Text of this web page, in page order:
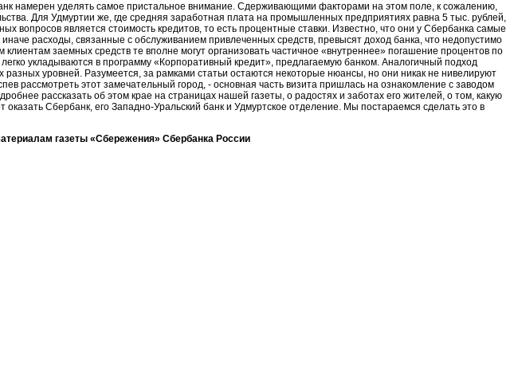
намерен уделять самое пристальное внимание. Сдерживающими факторами на этом поле, к сожалению,
Для Удмуртии же, где средняя заработная плата на промышленных предприятиях равна 5 тыс. рублей,
вопросов является стоимость кредитов, то есть процентные ставки. Известно, что они у Сбербанка самые
расходы, связанные с обслуживанием привлеченных средств, превысят доход банка, что недопустимо
заемных средств те вполне могут организовать частичное «внутреннее» погашение процентов по
укладываются в программу «Корпоративный кредит», предлагаемую банком. Аналогичный подход
уровней. Разумеется, за рамками статьи остаются некоторые нюансы, но они никак не нивелируют
рассмотреть этот замечательный город, - основная часть визита пришлась на ознакомление с заводом
рассказать об этом крае на страницах нашей газеты, о радостях и заботах его жителей, о том, какую
Сбербанк, его Западно-Уральский банк и Удмуртское отделение. Мы постараемся сделать это в
газеты «Сбережения» Сбербанка России